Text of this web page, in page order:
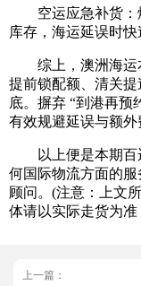
空运应急补货：
库存，海运延误时快
综上，澳洲海运
提前锁配额、清关
底。摒弃 “到港再预
有效规避延误与额外
以上便是本期百
何国际物流方面的
顾问。(注意：上文
体请以实际走货为准
上一篇：